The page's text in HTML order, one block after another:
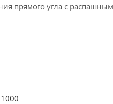
прямого угла с
1000